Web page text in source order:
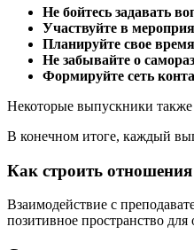
Не бойтесь задавать
Участвуйте в
Планируйте свое
Не забывайте о
Формируйте сеть
Некоторые выпускники
В конечном итоге, каждый
Как строить
Взаимодействие с
позитивное пространство